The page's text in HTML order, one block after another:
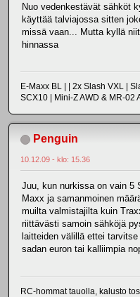
Nuo vedenkestävät sähköt
käyttää talviajossa sitten
missä vaan... Mutta kyllä
hinnassa
E-Maxx BL | | 2x Slash VXL |
SCX10 | Mini-Z AWD & MR-02
Penguin
10.12.09 - klo: 15.36
Juu, kun nurkissa on vain 5
Maxx ja samanmoinen
muilta valmistajilta kuin
riittävästi samoin sähköjä
laitteiden välillä ettei
sadan euron tai kalliimpia
RC-hommat tauolla, kalusto